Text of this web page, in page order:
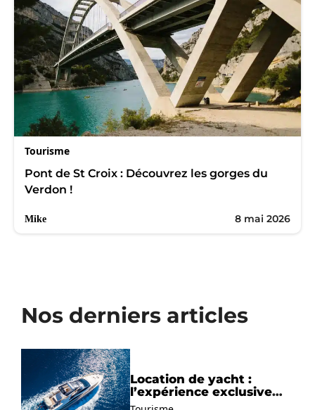
Tourisme
Pont de St Croix : Découvrez les gorges du
Verdon !
Mike 8 mai 2026
Nos derniers articles
Location de yacht :
l’expérience exclusive
pour découvrir la